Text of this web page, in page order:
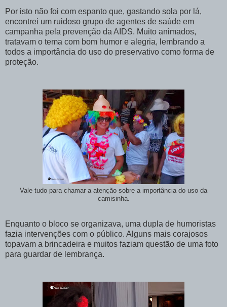
Por isto não foi com espanto que, gastando sola por lá,
encontrei um ruidoso grupo de agentes de saúde em
campanha pela prevenção da AIDS. Muito animados,
tratavam o tema com bom humor e alegria, lembrando a
todos a importância do uso do preservativo como forma de
proteção.
Vale tudo para chamar a atenção sobre a importância do uso da
camisinha.
Enquanto o bloco se organizava, uma dupla de humoristas
fazia intervenções com o público. Alguns mais corajosos
topavam a brincadeira e muitos faziam questão de uma foto
para guardar de lembrança.